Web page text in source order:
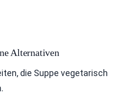
Alternativen
die Suppe vegetarisch